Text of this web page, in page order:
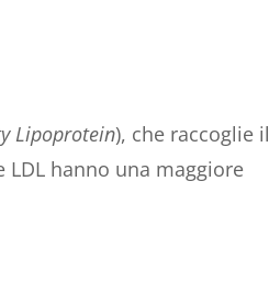
Lipoprotein), che raccoglie il
hanno una maggiore